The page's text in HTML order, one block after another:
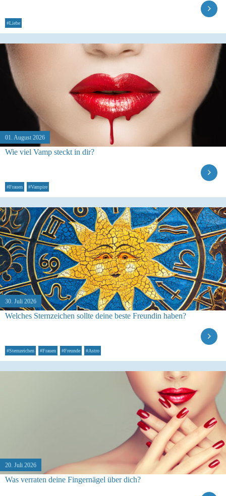
#Liebe
01. August 2026
Wie viel Vamp steckt in dir?
#Frauen #Vampire
30. Juli 2026
Welches Sternzeichen sollte deine beste Freundin haben?
#Sternzeichen #Frauen #Freunde #Astro
20. Juli 2026
Was verraten deine Fingernägel über dich?